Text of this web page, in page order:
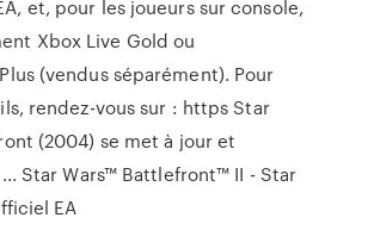
et, pour les joueurs sur console,
Xbox Live Gold ou
(vendus séparément). Pour
rendez-vous sur : https Star
(2004) se met à jour et
Star Wars™ Battlefront™ II - Star
EA